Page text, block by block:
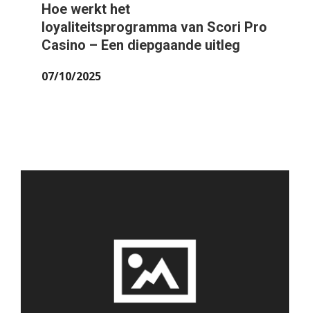
Hoe werkt het
loyaliteitsprogramma van Scori Pro
Casino – Een diepgaande uitleg
07/10/2025